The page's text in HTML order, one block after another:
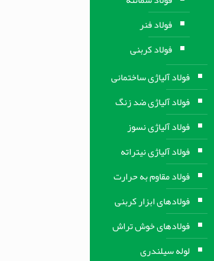
فولاد فنر
فولاد کربنی
فولاد آلیاژی ساختمانی
فولاد آلیاژی ضد زنگ
فولاد آلیاژی نسوز
فولاد آلیاژی نیتراته
فولاد مقاوم به حرارت
فولادهای ابزار کربنی
فولادهای خوش تراش
لوله سیلندری